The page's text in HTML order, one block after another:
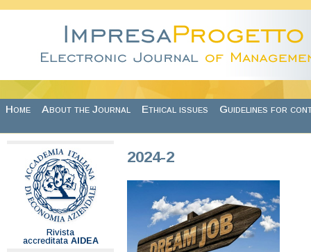
Home About the Journal Ethical issues Guidelines for
Rivista
accreditata AIDEA
2024-2